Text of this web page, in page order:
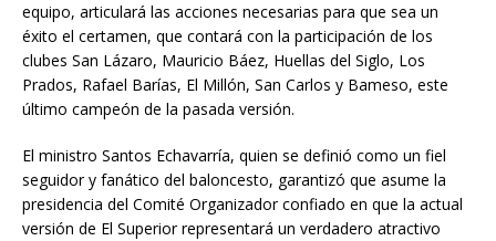
equipo, articulará las acciones necesarias para que sea un
éxito el certamen, que contará con la participación de los
clubes San Lázaro, Mauricio Báez, Huellas del Siglo, Los
Prados, Rafael Barías, El Millón, San Carlos y Bameso, este
último campeón de la pasada versión.
El ministro Santos Echavarría, quien se definió como un fiel
seguidor y fanático del baloncesto, garantizó que asume la
presidencia del Comité Organizador confiado en que la actual
versión de El Superior representará un verdadero atractivo